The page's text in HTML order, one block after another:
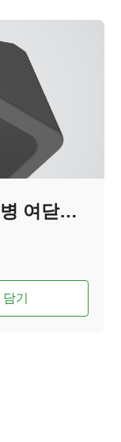
한 손 사용자를 위한 페트병 여닫이 보조기기
담기